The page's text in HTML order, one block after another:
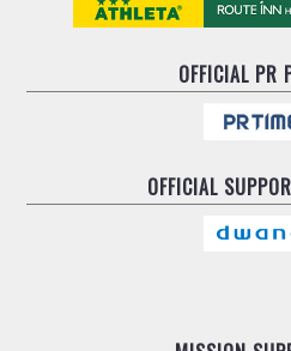
OFFICIALPR
OFFICIAL